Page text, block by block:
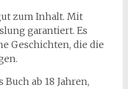
zum Inhalt. Mit
garantiert. Es
Geschichten, die die
ab 18 Jahren,